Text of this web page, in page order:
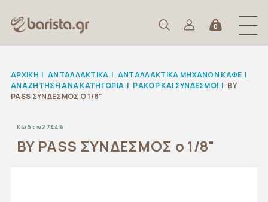
0
ΑΡΧΙΚΉ | ΑΝΤΑΛΛΑΚΤΙΚΆ | ΑΝΤΑΛΛΑΚΤΙΚΑ ΜΗΧΑΝΩΝ ΚΑΦΕ |
ΑΝΑΖΉΤΗΣΗ ΑΝΑ ΚΑΤΗΓΟΡΊΑ | ΡΑΚΟΡ ΚΑΙ ΣΥΝΔΕΣΜΟΙ | BY
PASS ΣΥΝΔΕΣΜΟΣ O 1/8"
Κωδ.: w27446
BY PASS ΣΥΝΔΕΣΜΟΣ o 1/8"